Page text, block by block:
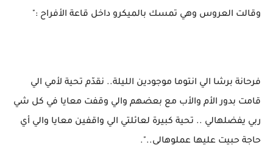
وقالت العروس وهي تمسك بالميكرو داخل قاعة الأفراح :"
فرحانة برشا الي انتوما موجودين الليلة.. نقدّم تحية لأمي الي
قامت بدور الأم والأب مع بعضهم والي وقفت معايا في كل شي
ربي يفضلهالي .. تحية كبيرة لعائلتي الي واقفين معايا والي أي
حاجة حبيت عليها عملوهالي..".